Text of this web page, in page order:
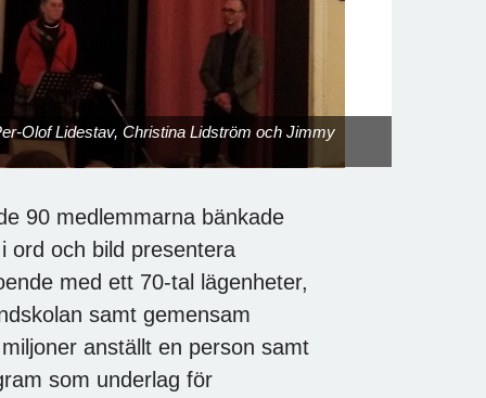
Olof Lidestav, Christina Lidström och Jimmy
90 medlemmarna bänkade
ord och bild presentera
med ett 70-tal lägenheter,
samt gemensam
anställt en person samt
som underlag för